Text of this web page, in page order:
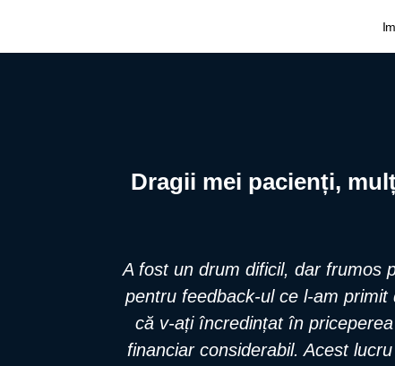
Dragii mei pacienți,
A fost un drum dificil, dar frumos
pentru feedback-ul ce l-am
că v-ați încredințat în
financiar considerabil. Acest